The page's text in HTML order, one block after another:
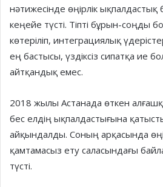
нәтижесінде өңір­лік
кеңейе түсті. Тіпті бұрын-соң­­ды
көтеріліп, инте­г­ра­­циялық
ең бастысы, үздіксіз си­патқа ие
айтқан­дық емес.
2018 жылы Астанада өткен
бес елдің ықпал­дастығына
айқындалды. Соның арқа­сын­да
қамта­масыз ету саласындағы
түсті.